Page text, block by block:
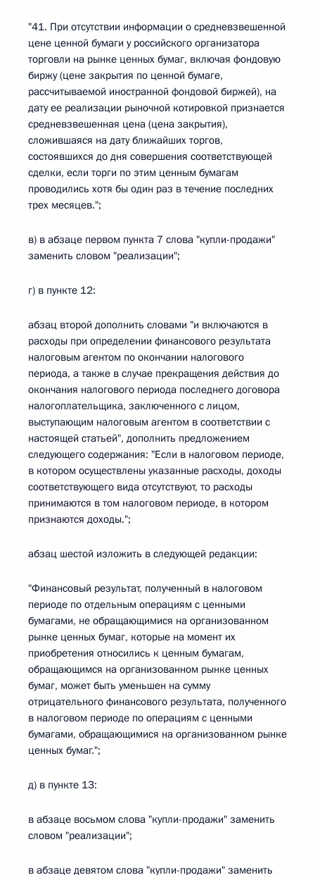
"41. При отсутствии информации о средневзвешенной
цене ценной бумаги у российского организатора
торговли на рынке ценных бумаг, включая фондовую
биржу (цене закрытия по ценной бумаге,
рассчитываемой иностранной фондовой биржей), на
дату ее реализации рыночной котировкой признается
средневзвешенная цена (цена закрытия),
сложившаяся на дату ближайших торгов,
состоявшихся до дня совершения соответствующей
сделки, если торги по этим ценным бумагам
проводились хотя бы один раз в течение последних
трех месяцев.";
в) в абзаце первом пункта 7 слова "купли-продажи"
заменить словом "реализации";
г) в пункте 12:
абзац второй дополнить словами "и включаются в
расходы при определении финансового результата
налоговым агентом по окончании налогового
периода, а также в случае прекращения действия до
окончания налогового периода последнего договора
налогоплательщика, заключенного с лицом,
выступающим налоговым агентом в соответствии с
настоящей статьей", дополнить предложением
следующего содержания: "Если в налоговом периоде,
в котором осуществлены указанные расходы, доходы
соответствующего вида отсутствуют, то расходы
принимаются в том налоговом периоде, в котором
признаются доходы.";
абзац шестой изложить в следующей редакции:
"Финансовый результат, полученный в налоговом
периоде по отдельным операциям с ценными
бумагами, не обращающимися на организованном
рынке ценных бумаг, которые на момент их
приобретения относились к ценным бумагам,
обращающимся на организованном рынке ценных
бумаг, может быть уменьшен на сумму
отрицательного финансового результата, полученного
в налоговом периоде по операциям с ценными
бумагами, обращающимися на организованном рынке
ценных бумаг.";
д) в пункте 13:
в абзаце восьмом слова "купли-продажи" заменить
словом "реализации";
в абзаце девятом слова "купли-продажи" заменить